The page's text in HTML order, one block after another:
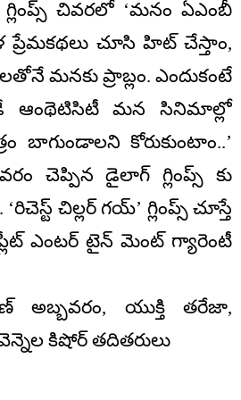
చివరలో ‘మనం ఏఎంబీ
చూసి హిట్ చేస్తాం,
మనకు ప్రాబ్లం. ఎందుకంటే
ఆంథెటిసిటీ మన సినిమాల్లో
బాగుండాలని కోరుకుంటాం..’
చెప్పిన డైలాగ్ గ్లింప్స్ కు
చిల్లర్ గయ్’ గ్లింప్స్ చూస్తే
ఎంటర్ టైన్ మెంట్ గ్యారెంటీ
అబ్బవరం, యుక్తి తరేజా,
కిషోర్ తదితరులు